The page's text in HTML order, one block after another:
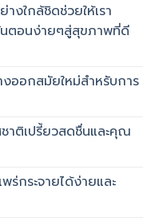
งใกล้ชิดช่วยให้เรา
ตอนง่ายๆสู่สุขภาพที่ดี
งออกสมัยใหม่สำหรับการ
าติเปรี้ยวสดชื่นและคุณ
ร่กระจายได้ง่ายและ